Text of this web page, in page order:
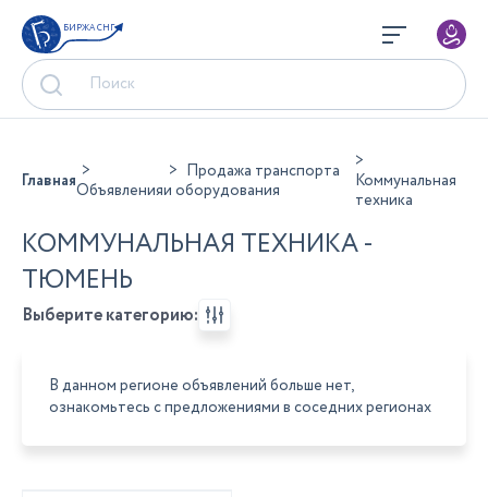
БИРЖА СНГ
ГлавнаяОбъявления
Продажа транспорта
и оборудования
Коммунальная
техника
КОММУНАЛЬНАЯ ТЕХНИКА -
ТЮМЕНЬ
Выберите категорию:
В данном регионе объявлений больше нет,
ознакомьтесь с предложениями в соседних регионах